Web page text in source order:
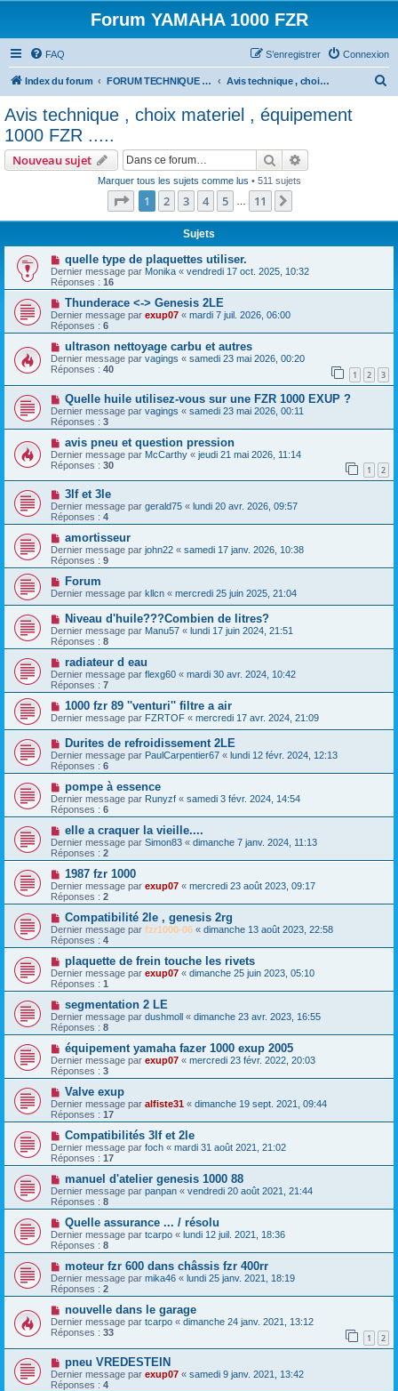
Forum YAMAHA 1000 FZR
FAQ Connexion
S’enregistrer
Index du forum FORUM TECHNIQUE 1000 FZR Avis technique , choix materiel , équipement 1000 FZR .....
Avis technique , choix materiel , équipement
1000 FZR .....
Nouveau sujet Rechercher
Marquer tous les sujets comme lus • 511 sujets
Page 1sur11
1 2 3 4 5 11
Sujets
quelle type de plaquettes utiliser.
Dernier message par Monika « vendredi 17 oct. 2025, 10:32
Réponses : 16
Thunderace <-> Genesis 2LE
Dernier message par exup07 « mardi 7 juil. 2026, 06:00
Réponses : 6
ultrason nettoyage carbu et autres
Dernier message par vagings « samedi 23 mai 2026, 00:20
Réponses : 40 1 2 3
Quelle huile utilisez-vous sur une FZR 1000 EXUP ?
Dernier message par vagings « samedi 23 mai 2026, 00:11
Réponses : 3
avis pneu et question pression
Dernier message par McCarthy « jeudi 21 mai 2026, 11:14
Réponses : 30 1 2
3lf et 3le
Dernier message par gerald75 « lundi 20 avr. 2026, 09:57
Réponses : 4
amortisseur
Dernier message par john22 « samedi 17 janv. 2026, 10:38
Réponses : 9
Forum
Dernier message par kllcn « mercredi 25 juin 2025, 21:04
Niveau d'huile???Combien de litres?
Dernier message par Manu57 « lundi 17 juin 2024, 21:51
Réponses : 8
radiateur d eau
Dernier message par flexg60 « mardi 30 avr. 2024, 10:42
Réponses : 7
1000 fzr 89 ''venturi'' filtre a air
Dernier message par FZRTOF « mercredi 17 avr. 2024, 21:09
Durites de refroidissement 2LE
Dernier message par PaulCarpentier67 « lundi 12 févr. 2024, 12:13
Réponses : 6
pompe à essence
Dernier message par Runyzf « samedi 3 févr. 2024, 14:54
Réponses : 6
elle a craquer la vieille....
Dernier message par Simon83 « dimanche 7 janv. 2024, 11:13
Réponses : 2
1987 fzr 1000
Dernier message par exup07 « mercredi 23 août 2023, 09:17
Réponses : 2
Compatibilité 2le , genesis 2rg
Dernier message par fzr1000-06 « dimanche 13 août 2023, 22:58
Réponses : 4
plaquette de frein touche les rivets
Dernier message par exup07 « dimanche 25 juin 2023, 05:10
Réponses : 1
segmentation 2 LE
Dernier message par dushmoll « dimanche 23 avr. 2023, 16:55
Réponses : 8
équipement yamaha fazer 1000 exup 2005
Dernier message par exup07 « mercredi 23 févr. 2022, 20:03
Réponses : 3
Valve exup
Dernier message par alfiste31 « dimanche 19 sept. 2021, 09:44
Réponses : 17
Compatibilités 3lf et 2le
Dernier message par foch « mardi 31 août 2021, 21:02
Réponses : 17
manuel d'atelier genesis 1000 88
Dernier message par panpan « vendredi 20 août 2021, 21:44
Réponses : 8
Quelle assurance ... / résolu
Dernier message par tcarpo « lundi 12 juil. 2021, 18:36
Réponses : 8
moteur fzr 600 dans châssis fzr 400rr
Dernier message par mika46 « lundi 25 janv. 2021, 18:19
Réponses : 2
nouvelle dans le garage
Dernier message par tcarpo « dimanche 24 janv. 2021, 13:12
Réponses : 33 1 2
pneu VREDESTEIN
Dernier message par exup07 « samedi 9 janv. 2021, 13:42
Réponses : 4